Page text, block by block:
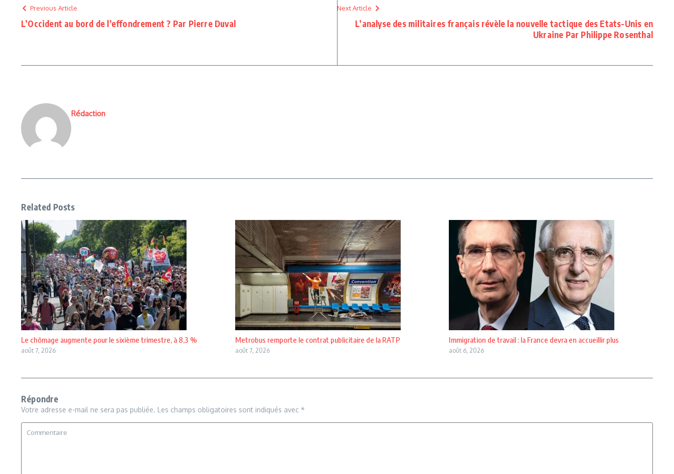
Previous Article
L’Occident au bord de l’effondrement ? Par Pierre Duval
Next Article
L’analyse des militaires français révèle la nouvelle tactique des Etats-Unis en
Ukraine Par Philippe Rosenthal
Rédaction
Related Posts
Le chômage augmente pour le sixième trimestre, à 8,3 %
août 7, 2026
Metrobus remporte le contrat publicitaire de la RATP
août 7, 2026
Immigration de travail : la France devra en accueillir plus
août 6, 2026
Répondre
Votre adresse e-mail ne sera pas publiée. Les champs obligatoires sont indiqués avec *